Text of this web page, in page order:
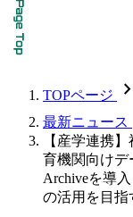
TOPページ chevron_forward
最新ニュース
【産学連携
育機関向けデ
Archiveを導
の活用を目指